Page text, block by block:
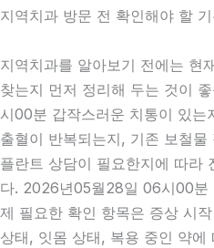
지역치과 방문 전 확인해야 할
지역치과를 알아보기 전에는 현
찾는지 먼저 정리해 두는 것이
시00분 갑작스러운 치통이 있는
출혈이 반복되는지, 기존 보철
플란트 상담이 필요한지에 따라
다. 2026년05월28일 06시00분
제 필요한 확인 항목은 증상 시
상태, 잇몸 상태, 복용 중인 약에